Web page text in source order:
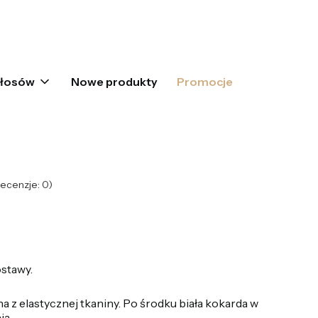
Nowe produkty Promocje
0)
z elastycznej tkaniny. Po środku biała kokarda w